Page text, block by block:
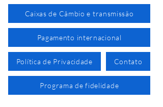
Caixas de Câmbio e transmissão
Pagamento internacional
Política de Privacidade Contato
Programa de fidelidade